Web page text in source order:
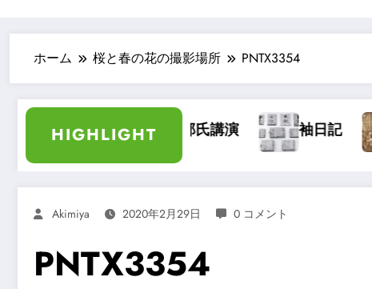
ホーム 桜と春の花の撮影場所 PNTX3354
HIGHLIGHT
藤長三郎氏講演 袖日記 大宮浅間秋祭
Akimiya 2020年2月29日 0 コメント
PNTX3354